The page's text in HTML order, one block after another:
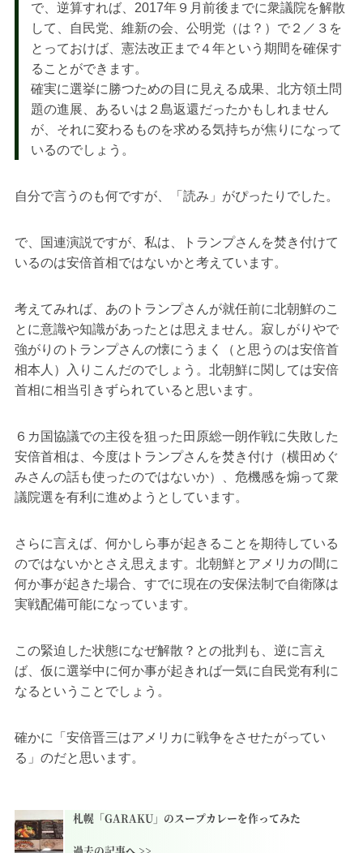
で、逆算すれば、2017年９月前後までに衆議院を解散
して、自民党、維新の会、公明党（は？）で２／３を
とっておけば、憲法改正まで４年という期間を確保す
ることができます。
確実に選挙に勝つための目に見える成果、北方領土問
題の進展、あるいは２島返還だったかもしれません
が、それに変わるものを求める気持ちが焦りになって
いるのでしょう。
自分で言うのも何ですが、「読み」がぴったりでした。
で、国連演説ですが、私は、トランプさんを焚き付けて
いるのは安倍首相ではないかと考えています。
考えてみれば、あのトランプさんが就任前に北朝鮮のこ
とに意識や知識があったとは思えません。寂しがりやで
強がりのトランプさんの懐にうまく（と思うのは安倍首
相本人）入りこんだのでしょう。北朝鮮に関しては安倍
首相に相当引きずられていると思います。
６カ国協議での主役を狙った田原総一朗作戦に失敗した
安倍首相は、今度はトランプさんを焚き付け（横田めぐ
みさんの話も使ったのではないか）、危機感を煽って衆
議院選を有利に進めようとしています。
さらに言えば、何かしら事が起きることを期待している
のではないかとさえ思えます。北朝鮮とアメリカの間に
何か事が起きた場合、すでに現在の安保法制で自衛隊は
実戦配備可能になっています。
この緊迫した状態になぜ解散？との批判も、逆に言え
ば、仮に選挙中に何か事が起きれば一気に自民党有利に
なるということでしょう。
確かに「安倍晋三はアメリカに戦争をさせたがってい
る」のだと思います。
札幌「GARAKU」のスープカレーを作ってみた